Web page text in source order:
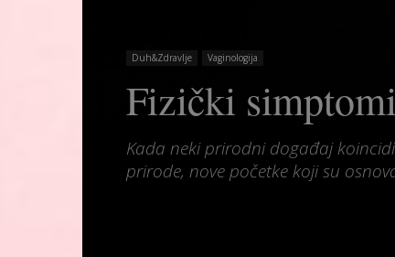
Duh&Zdravlje Vaginologija
Fizički
Kada neki prirodni događaj
prirode, nove početke koji su